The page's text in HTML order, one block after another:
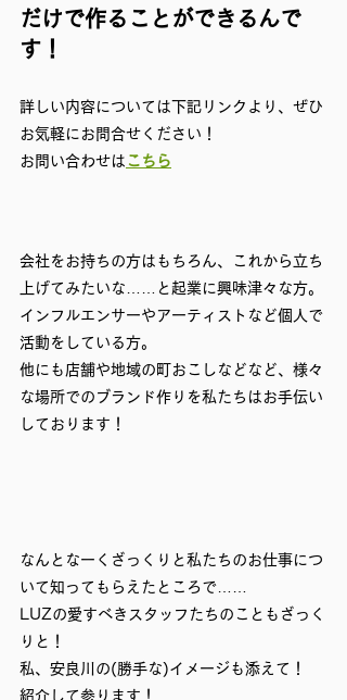
だけで作ることができるんで
す！
詳しい内容については下記リンクより、ぜひ
お気軽にお問合せください！
お問い合わせは こちら
会社をお持ちの方はもちろん、これから立ち
上げてみたいな……と起業に興味津々な方。
インフルエンサーやアーティストなど個人で
活動をしている方。
他にも店舗や地域の町おこしなどなど、様々
な場所でのブランド作りを私たちはお手伝い
しております！
なんとなーくざっくりと私たちのお仕事につ
いて知ってもらえたところで……
LUZの愛すべきスタッフたちのこともざっく
りと！
私、安良川の(勝手な)イメージも添えて！
紹介して参ります！